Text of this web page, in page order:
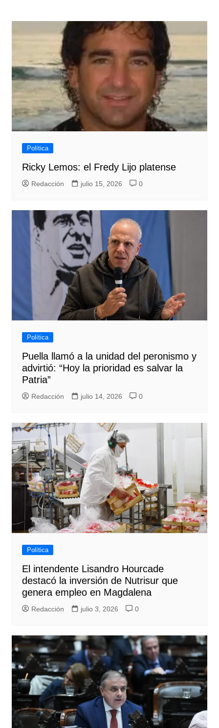
Política
Ricky Lemos: el Fredy Lijo platense
Redacción julio 15, 2026 0
Política
Puella llamó a la unidad del peronismo y
advirtió: “Hoy la prioridad es salvar la
Patria”
Redacción julio 14, 2026 0
Política
El intendente Lisandro Hourcade
destacó la inversión de Nutrisur que
genera empleo en Magdalena
Redacción julio 3, 2026 0